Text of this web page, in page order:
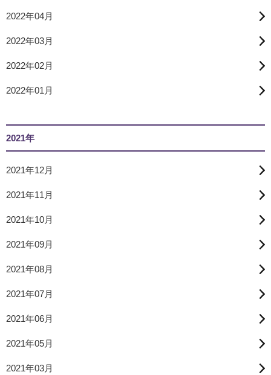
2022年04月
2022年03月
2022年02月
2022年01月
2021年
2021年12月
2021年11月
2021年10月
2021年09月
2021年08月
2021年07月
2021年06月
2021年05月
2021年03月